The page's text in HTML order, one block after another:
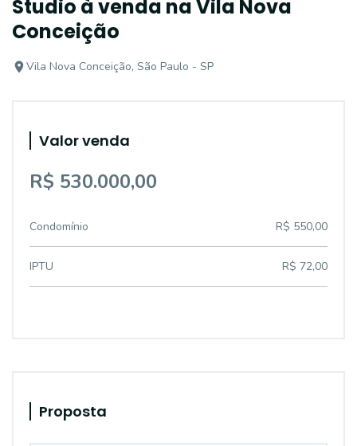
Studio à venda na Vila Nova
Conceição
Vila Nova Conceição, São Paulo - SP
Valor venda
R$ 530.000,00
Condomínio R$ 550,00
IPTU R$ 72,00
Proposta